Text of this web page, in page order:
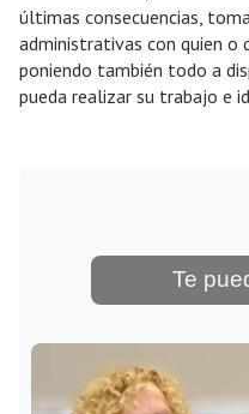
últimas consecuencias,
administrativas con quien o
poniendo también todo a
pueda realizar su trabajo e
Te